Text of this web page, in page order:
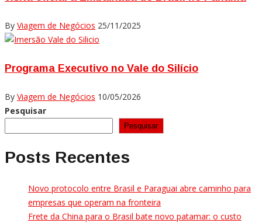
By Viagem de Negócios 25/11/2025
Programa Executivo no Vale do Silício
By Viagem de Negócios 10/05/2026
Pesquisar
Pesquisar
Posts Recentes
Novo protocolo entre Brasil e Paraguai abre caminho para
empresas que operam na fronteira
Frete da China para o Brasil bate novo patamar: o custo